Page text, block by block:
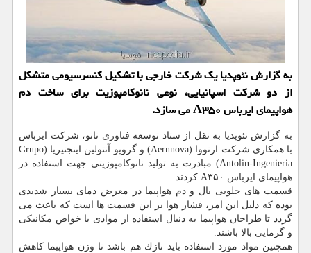
به گزارش نئوپدیا یك شركت خارجی با تشكیل كنسرسیومی متشكل
از دو شركت اسپانیایی، نوعی نانوكامپوزیت برای ساخت دم
هواپیمای ایرباس A۳۵۰ می سازد.
به گزارش نئوپدیا به نقل از ستاد توسعه فناوری نانو، شركت ایرباس
با همكاری شركت ارنووا (Aernnova) و گروپو آنتولین اینجنیریا (Grupo
Antolin-Ingenieria) مبادرت به تولید نانوكامپوزیتی جهت استفاده در
هواپیمای ایرباس A۳۵۰ كردند.
قسمت های جلویی بال و دم هواپیما در معرض دمای بسیار شدیدی
بوده كه دلیل این امر، فشار هوا بر این قسمت ها است كه باعث می
گردد تا طراحان هواپیما به دنبال استفاده از موادی با خواص مكانیكی
و گرمایی بالا باشند.
همچنین مواد مورد استفاده باید نازك هم باشد تا وزن هواپیما كاهش